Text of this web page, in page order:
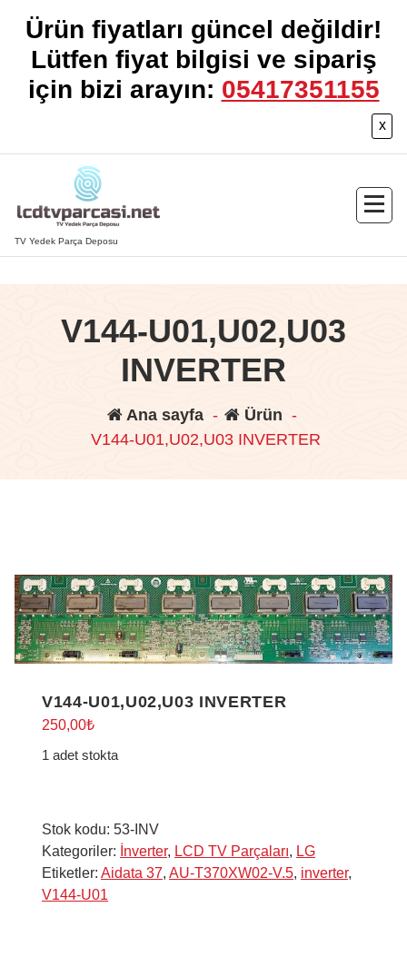
Ürün fiyatları güncel değildir!
Lütfen fiyat bilgisi ve sipariş
için bizi arayın: 05417351155
x
TV Yedek Parça Deposu
V144-U01,U02,U03
INVERTER
Ana sayfa - Ürün -
V144-U01,U02,U03 INVERTER
V144-U01,U02,U03 INVERTER
250,00₺
1 adet stokta
Stok kodu: 53-INV
Kategoriler: İnverter, LCD TV Parçaları, LG
Etiketler: Aidata 37, AU-T370XW02-V.5, inverter,
V144-U01